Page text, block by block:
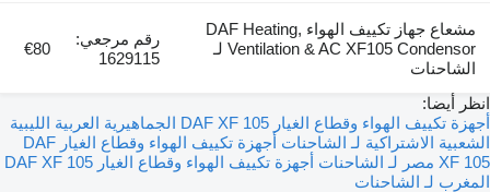
مشعاع جهاز تكييف الهواء DAF Heating,
Ventilation & AC XF105 Condensor لـ
الشاحنات
رقم مرجعي:
1629115
€80
انظر أيضا:
أجهزة تكييف الهواء وقطاع الغيار DAF XF 105 الجماهيرية العربية الليبية
الشعبية الاشتراكية لـ الشاحنات
أجهزة تكييف الهواء وقطاع الغيار DAF
XF 105 مصر لـ الشاحنات
أجهزة تكييف الهواء وقطاع الغيار DAF XF 105
المغرب لـ الشاحنات